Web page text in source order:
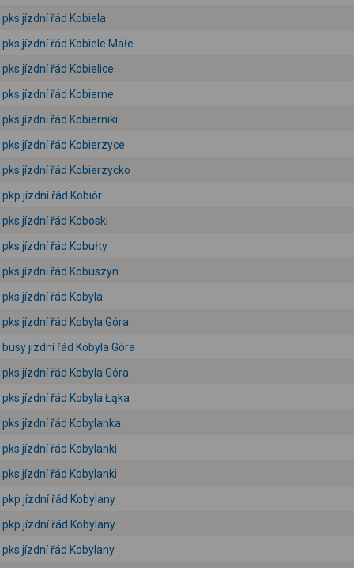
pks jízdní řád Kobiela
pks jízdní řád Kobiele Małe
pks jízdní řád Kobielice
pks jízdní řád Kobierne
pks jízdní řád Kobierniki
pks jízdní řád Kobierzyce
pks jízdní řád Kobierzycko
pkp jízdní řád Kobiór
pks jízdní řád Koboski
pks jízdní řád Kobułty
pks jízdní řád Kobuszyn
pks jízdní řád Kobyla
pks jízdní řád Kobyla Góra
busy jízdní řád Kobyla Góra
pks jízdní řád Kobyla Góra
pks jízdní řád Kobyla Łąka
pks jízdní řád Kobylanka
pks jízdní řád Kobylanki
pks jízdní řád Kobylanki
pkp jízdní řád Kobylany
pkp jízdní řád Kobylany
pks jízdní řád Kobylany